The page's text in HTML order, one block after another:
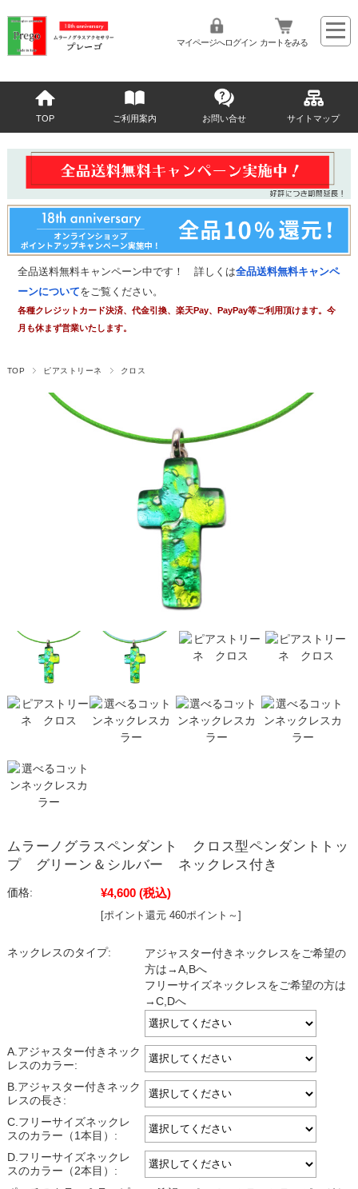
マイページへログイン カートをみる
TOP ご利用案内 お問い合せ サイトマップ
全品送料無料キャンペーン中です！ 詳しくは全品送料無料キャンペ
ーンについてをご覧ください。
各種クレジットカード決済、代金引換、楽天Pay、PayPay等ご利用頂けます。今
月も休まず営業いたします。
TOP ピアストリーネ クロス
ムラーノグラスペンダント クロス型ペンダントトッ
プ グリーン＆シルバー ネックレス付き
価格: ¥4,600 (税込)
[ポイント還元 460ポイント～]
ネックレスのタイプ:
アジャスター付きネックレスをご希望の
方は→A,Bへ
フリーサイズネックレスをご希望の方は
→C,Dへ
A.アジャスター付きネック
レスのカラー:
B.アジャスター付きネック
レスの長さ:
C.フリーサイズネックレ
スのカラー（1本目）:
D.フリーサイズネックレ
スのカラー（2本目）: